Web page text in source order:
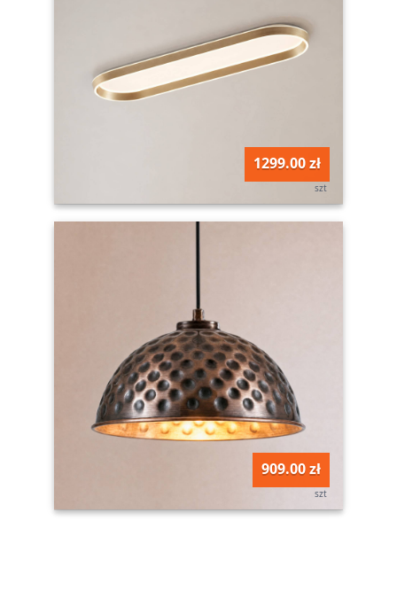
1299.00 zł
szt
909.00 zł
szt